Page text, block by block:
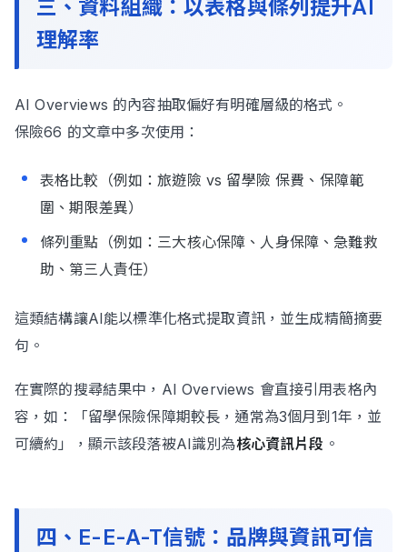
三、資料組織：以表格與條列提升AI
理解率
AI Overviews 的內容抽取偏好有明確層級的格式。
保險66 的文章中多次使用：
表格比較（例如：旅遊險 vs 留學險 保費、保障範
圍、期限差異）
條列重點（例如：三大核心保障、人身保障、急難救
助、第三人責任）
這類結構讓AI能以標準化格式提取資訊，並生成精簡摘要
句。
在實際的搜尋結果中，AI Overviews 會直接引用表格內
容，如：「留學保險保障期較長，通常為3個月到1年，並
可續約」，顯示該段落被AI識別為核心資訊片段 。
四、E-E-A-T信號：品牌與資訊可信